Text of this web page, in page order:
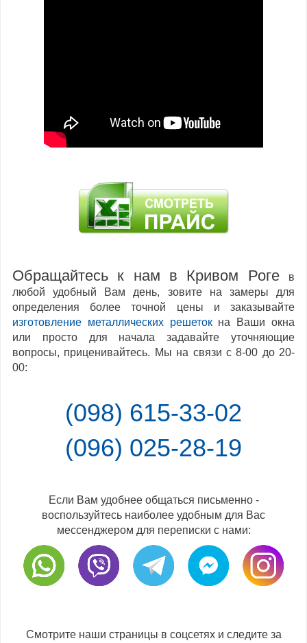
Обращайтесь к нам в Кривом Роге
в
любой удобный Вам день, зовите на замеры для
определения более точной цены и заказывайте
изготовление металлических решетокна Ваши окна
или просто для начала задавайте уточняющие
вопросы, приценивайтесь. Мы на связи с 8-00 до 20-
00:
(098) 615-33-02
(096) 025-28-19
Если Вам удобнее общаться письменно -
воспользуйтесь наиболее удобным для Вас
мессенджером для переписки с нами:
Смотрите наши страницы в соцсетях и следите за